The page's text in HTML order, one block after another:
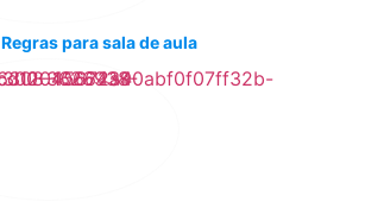
Regras para sala de aula